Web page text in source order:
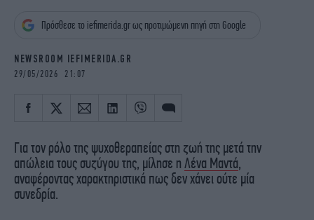
OSCARS
THE OCEAN
Πρόσθεσε το iefimerida.gr ως προτιμώμενη πηγή στη Google
NEWSROOM IEFIMERIDA.GR
29/05/2026 21:07
Για τον ρόλο της ψυχοθεραπείας στη ζωή της μετά την
απώλεια τους συζύγου της, μίλησε η Λένα Μαντά,
αναφέροντας χαρακτηριστικά πως δεν χάνει ούτε μία
συνεδρία.